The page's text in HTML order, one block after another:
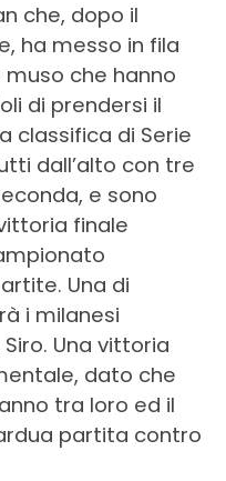
che, dopo il
ha messo in fila
che hanno
di prendersi il
classifica di Serie
dall’alto con tre
e sono
finale
Una di
i milanesi
Una vittoria
dato che
tra loro ed il
partita contro